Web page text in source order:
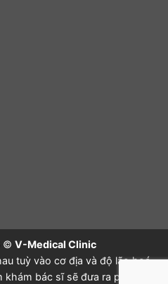
© V-Medical Clinic
tuỳ vào cơ địa và độ lão hoá
bác sĩ sẽ đưa ra phác đồ